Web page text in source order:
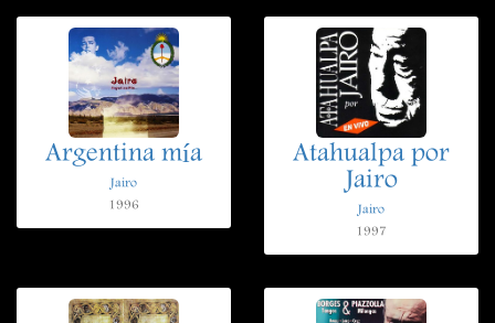
Argentina mía
Jairo
1996
Atahualpa por
Jairo
Jairo
1997